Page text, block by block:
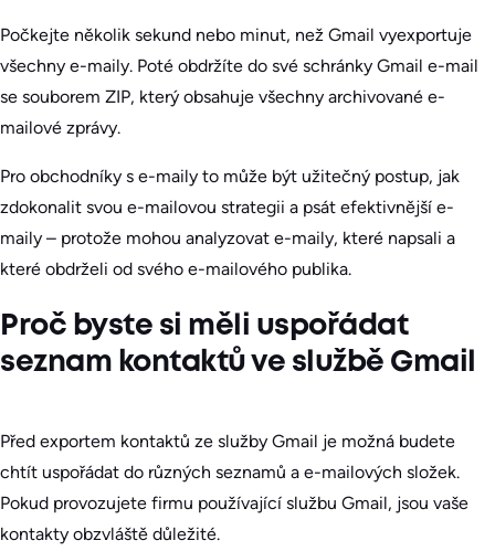
Počkejte několik sekund nebo minut, než Gmail vyexportuje
všechny e-maily. Poté obdržíte do své schránky Gmail e-mail
se souborem ZIP, který obsahuje všechny archivované e-
mailové zprávy.
Pro obchodníky s e-maily to může být užitečný postup, jak
zdokonalit svou e-mailovou strategii a psát efektivnější e-
maily – protože mohou analyzovat e-maily, které napsali a
které obdrželi od svého e-mailového publika.
Proč byste si měli uspořádat
seznam kontaktů ve službě Gmail
Před exportem kontaktů ze služby Gmail je možná budete
chtít uspořádat do různých seznamů a e-mailových složek.
Pokud provozujete firmu používající službu Gmail, jsou vaše
kontakty obzvláště důležité.